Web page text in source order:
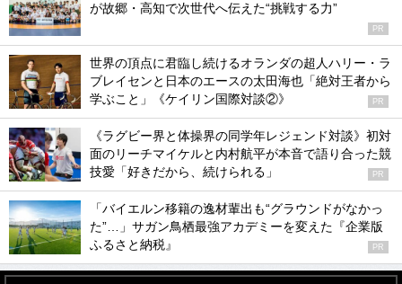
が故郷・高知で次世代へ伝えた“挑戦する力”
PR
世界の頂点に君臨し続けるオランダの超人ハリー・ラ
ブレイセンと日本のエースの太田海也「絶対王者から
学ぶこと」《ケイリン国際対談②》
PR
《ラグビー界と体操界の同学年レジェンド対談》初対
面のリーチマイケルと内村航平が本音で語り合った競
技愛「好きだから、続けられる」
PR
「バイエルン移籍の逸材輩出も“グラウンドがなかっ
た”…」サガン鳥栖最強アカデミーを変えた『企業版
ふるさと納税』
PR